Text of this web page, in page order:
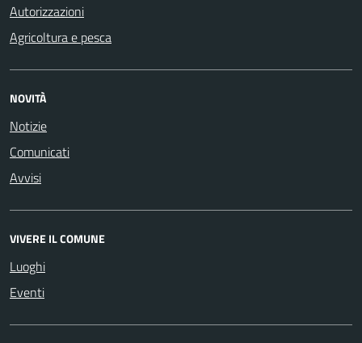
Autorizzazioni
Agricoltura e pesca
NOVITÀ
Notizie
Comunicati
Avvisi
VIVERE IL COMUNE
Luoghi
Eventi